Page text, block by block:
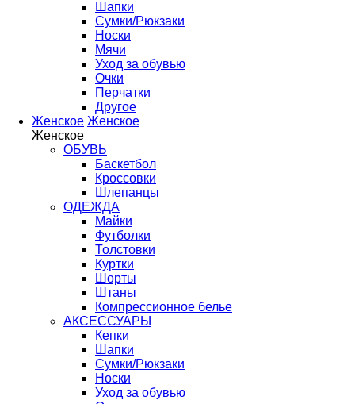
Шапки
Сумки/Рюкзаки
Носки
Мячи
Уход за обувью
Очки
Перчатки
Другое
Женское Женское
Женское
ОБУВЬ
Баскетбол
Кроссовки
Шлепанцы
ОДЕЖДА
Майки
Футболки
Толстовки
Куртки
Шорты
Штаны
Компрессионное белье
АКСЕССУАРЫ
Кепки
Шапки
Сумки/Рюкзаки
Носки
Уход за обувью